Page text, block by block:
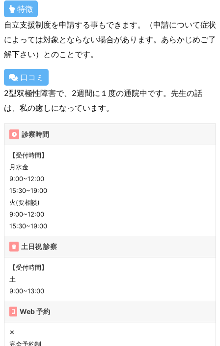
特徴
自立支援制度を申請する事もできます。（申請について症状
によっては対象とならない場合があります。あらかじめご了
解下さい）とのことです。
口コミ
2型双極性障害で、2週間に１度の通院中です。先生の話
は、私の癒しになっています。
診察時間
【受付時間】
月水金
9:00~12:00
15:30~19:00
火(要相談)
9:00~12:00
15:30~19:00
土日祝 診察
【受付時間】
土
9:00~13:00
Web 予約
✕
完全予約制